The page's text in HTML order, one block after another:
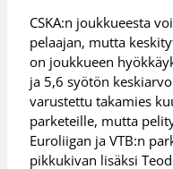
CSKA:n joukkueesta
pelaajan, mutta
on joukkueen
ja 5,6 syötön
varustettu takamies
parketeille, mutta
Euroliigan ja VTB:n
pikkukivan lisäksi